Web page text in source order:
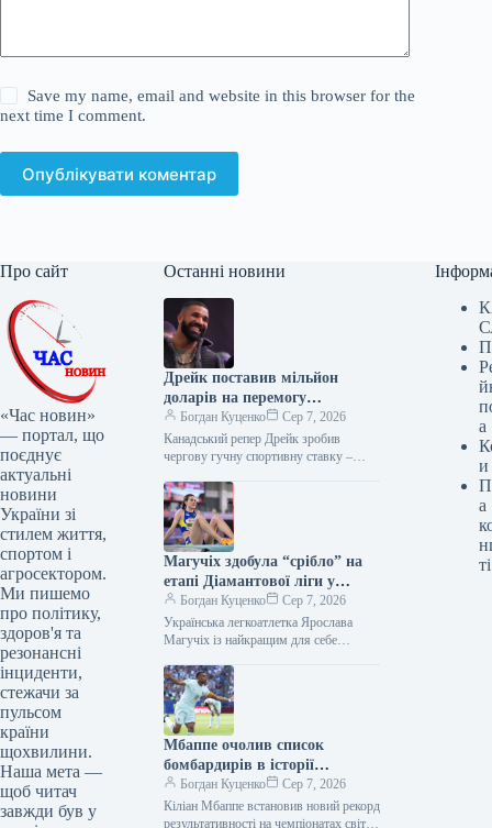
Save my name, email and website in this browser for the
next time I comment.
Опублікувати коментар
Про сайт
«Час новин»
— портал, що
поєднує
актуальні
новини
України зі
стилем життя,
спортом і
агросектором.
Ми пишемо
про політику,
здоров'я та
резонансні
інциденти,
стежачи за
пульсом
країни
щохвилини.
Наша мета —
щоб читач
завжди був у
Останні новини
Дрейк поставив мільйон
доларів на перемогу
Аргентини на ЧС-2026
Богдан Куценко
Сер 7, 2026
Канадський репер Дрейк зробив
чергову гучну спортивну ставку –
перемогу збірної Аргентини над
Іспанією у…
Магучіх здобула “срібло” на
етапі Діамантової ліги у
Лондоні
Богдан Куценко
Сер 7, 2026
Українська легкоатлетка Ярослава
Магучіх із найкращим для себе
повітрі поступилася Ніколі Оліслагерс
на етапі Діамантової ліги…
Мбаппе очолив список
бомбардирів в історії
Чемпіонатів світу
Богдан Куценко
Сер 7, 2026
Кіліан Мбаппе встановив новий рекорд
результативності на чемпіонатах світу,
а
и
а
ті